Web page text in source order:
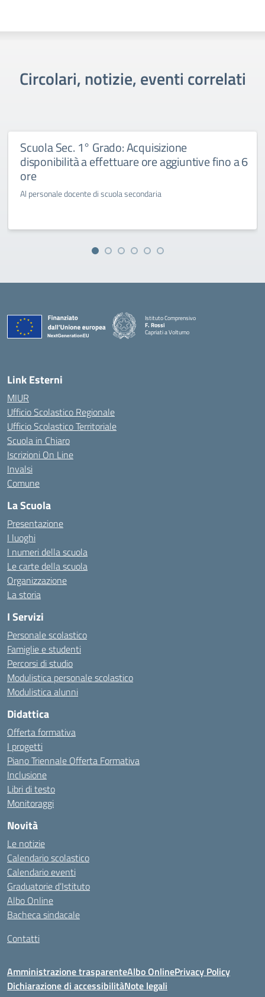
Circolari, notizie, eventi correlati
Scuola Sec. 1° Grado: Acquisizione
disponibilità a effettuare ore aggiuntive fino a 6
ore
Al personale docente di scuola secondaria
Istituto Comprensivo
F. Rossi
Capriati a Volturno
Link Esterni
MIUR
Ufficio Scolastico Regionale
Ufficio Scolastico Territoriale
Scuola in Chiaro
Iscrizioni On Line
Invalsi
Comune
La Scuola
Presentazione
I luoghi
I numeri della scuola
Le carte della scuola
Organizzazione
La storia
I Servizi
Personale scolastico
Famiglie e studenti
Percorsi di studio
Modulistica personale scolastico
Modulistica alunni
Didattica
Offerta formativa
I progetti
Piano Triennale Offerta Formativa
Inclusione
Libri di testo
Monitoraggi
Novità
Le notizie
Calendario scolastico
Calendario eventi
Graduatorie d’Istituto
Albo Online
Bacheca sindacale
Contatti
Amministrazione trasparenteAlbo OnlinePrivacy Policy
Dichiarazione di accessibilitàNote legali